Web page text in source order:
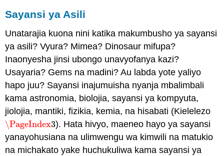
Sayansi ya Asili
Unatarajia kuona nini katika makumbusho ya sayansi
ya asili? Vyura? Mimea? Dinosaur mifupa?
Inaonyesha jinsi ubongo unavyofanya kazi?
Usayaria? Gems na madini? Au labda yote yaliyo
hapo juu? Sayansi inajumuisha nyanja mbalimbali
kama astronomia, biolojia, sayansi ya kompyuta,
jiolojia, mantiki, fizikia, kemia, na hisabati (Kielelezo
\PageIndex3
\PageIndex3). Hata hivyo, maeneo hayo ya sayansi
yanayohusiana na ulimwengu wa kimwili na matukio
na michakato yake huchukuliwa kama sayansi ya